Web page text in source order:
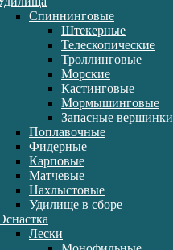
Спиннинговые
Штекерные
Телескопические
Троллинговые
Морские
Кастинговые
Мормышинговые
Запасные вершинки
Поплавочные
Фидерные
Карповые
Матчевые
Нахлыстовые
Удилище в сборе
Лески